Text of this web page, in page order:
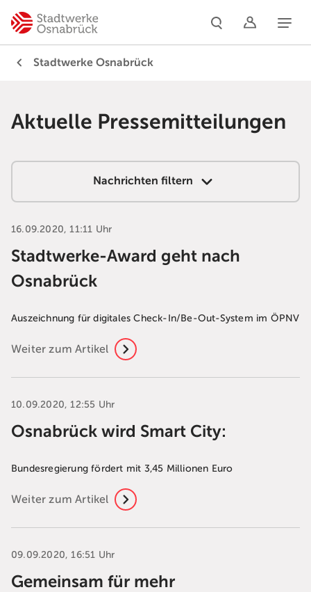
Stadtwerke Osnabrück
Aktuelle Pressemitteilungen
Nachrichten filtern
16.09.2020, 11:11 Uhr
Stadtwerke-Award geht nach
Osnabrück
Auszeichnung für digitales Check-In/Be-Out-System im ÖPNV
Weiter zum Artikel
10.09.2020, 12:55 Uhr
Osnabrück wird Smart City:
Bundesregierung fördert mit 3,45 Millionen Euro
Weiter zum Artikel
09.09.2020, 16:51 Uhr
Gemeinsam für mehr